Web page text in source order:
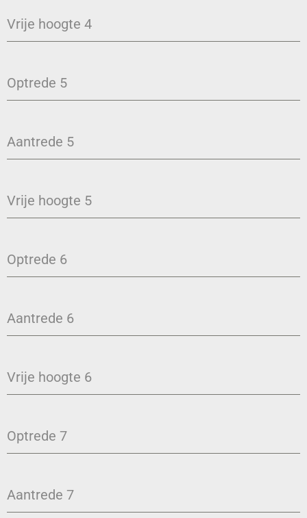
Vrije hoogte 4
Optrede 5
Aantrede 5
Vrije hoogte 5
Optrede 6
Aantrede 6
Vrije hoogte 6
Optrede 7
Aantrede 7